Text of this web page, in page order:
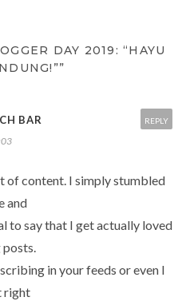
DAY 2019: “HAYU
BAR
of content. I simply stumbled
and
to say that I get actually loved
in your feeds or even I
right
REPLY